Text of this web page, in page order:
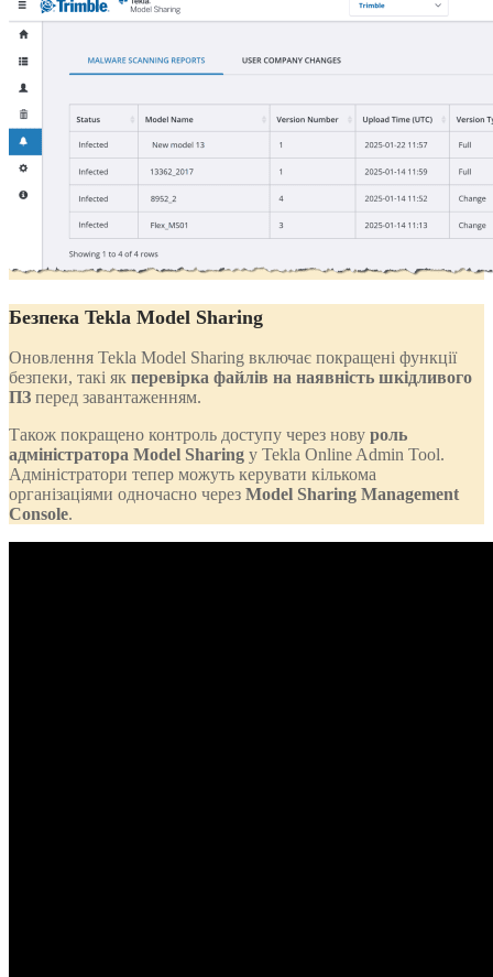
Безпека Tekla Model Sharing
Оновлення Tekla Model Sharing включає покращені функції
безпеки, такі як перевірка файлів на наявність шкідливого
ПЗ перед завантаженням.
Також покращено контроль доступу через нову роль
адміністратора Model Sharing у Tekla Online Admin Tool.
Адміністратори тепер можуть керувати кількома
організаціями одночасно через Model Sharing Management
Console.